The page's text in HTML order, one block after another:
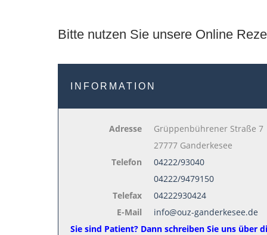
Bitte nutzen Sie unsere Online
INFORMATION
Adresse
Grüppenbührener Straße 7
27777 Ganderkesee
Telefon
04222/93040
04222/9479150
Telefax
04222930424
E-Mail
info@ouz-ganderkesee.de
Sie sind Patient? Dann schreiben Sie uns